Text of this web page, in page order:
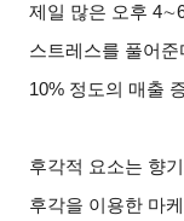
제일 많은 오후
스트레스를 풀어
10% 정도의 매출
후각적 요소는 향
후각을 이용한 마